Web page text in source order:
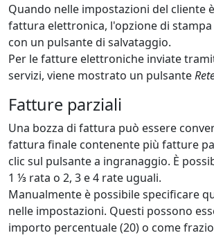
Quando nelle impostazioni del cliente
fattura elettronica, l'opzione di
con un pulsante di salvataggio.
Per le fatture elettroniche inviate
servizi, viene mostrato un pulsante
Fatture parziali
Una bozza di fattura può essere
fattura finale contenente più fatture
clic sul pulsante a ingranaggio. È
1 ⅓ rata o 2, 3 e 4 rate uguali.
Manualmente è possibile specificare
nelle impostazioni. Questi possono
importo percentuale (20) o come